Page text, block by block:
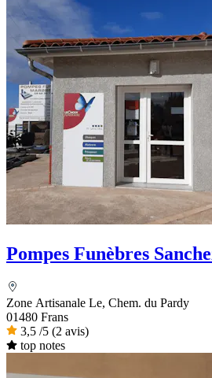
Pompes Funèbres
Zone Artisanale Le, Chem. du Pardy
01480 Frans
3,5 /5 (2 avis)
top notes